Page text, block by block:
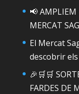
📢 AMPLIEM
MERCAT
El Mercat
descobrir
🎉🛒🛒
FARDES DE